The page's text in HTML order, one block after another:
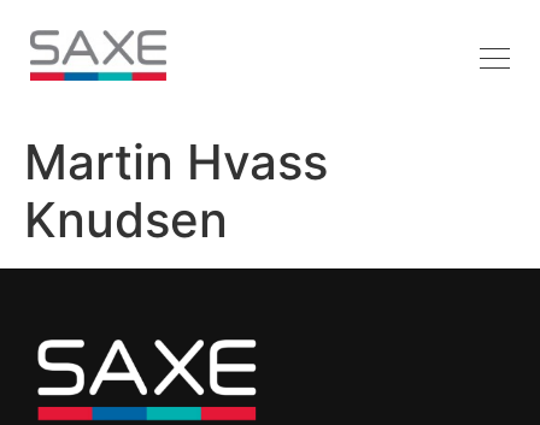
Martin Hvass
Knudsen